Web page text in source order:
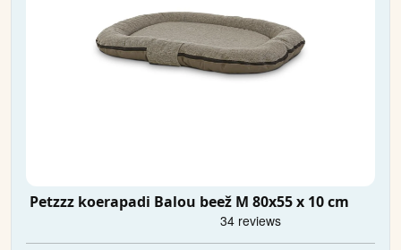
Petzzz koerapadi Balou beež M 80x55 x 10 cm